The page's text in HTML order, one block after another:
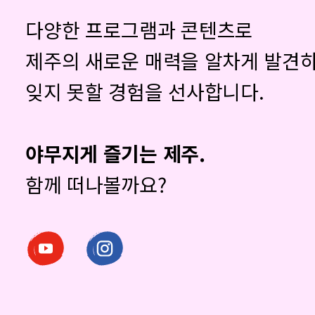
다양한 프로그램과 콘텐츠로
제주의 새로운 매력을 알차게 발견
잊지 못할 경험을 선사합니다.
야무지게 즐기는 제주.
함께 떠나볼까요?